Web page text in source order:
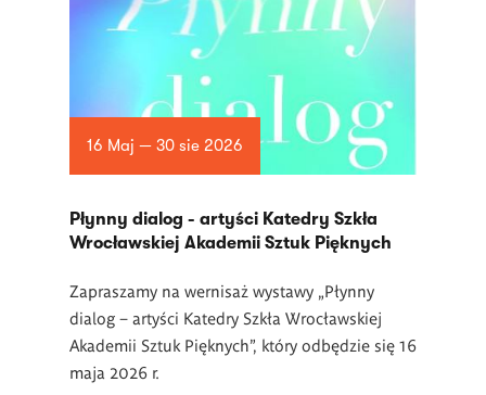
16 Maj — 30 sie 2026
Płynny dialog - artyści Katedry Szkła
Wrocławskiej Akademii Sztuk Pięknych
Zapraszamy na wernisaż wystawy „Płynny
dialog – artyści Katedry Szkła Wrocławskiej
Akademii Sztuk Pięknych”, który odbędzie się 16
maja 2026 r.